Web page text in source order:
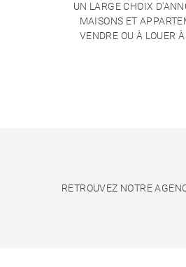
UN LARGE CHOIX
MAISONS ET
VENDRE OU À LOUER
RETROUVEZ NOTRE